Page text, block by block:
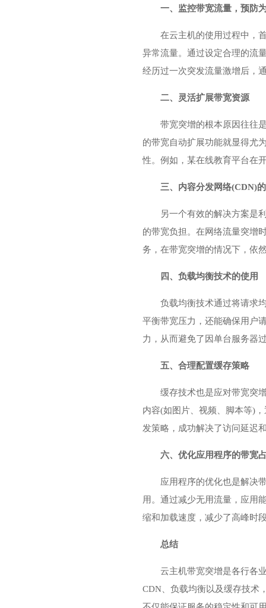
一、监控带宽流量，预防
在云主机的使用过程中，
异常流量。通过设定合理的流
经历过一次突发流量激增后，
二、灵活扩展带宽资源
带宽突增的根本原因往往
的带宽自动扩展功能就显得尤
性。例如，某在线教育平台在
三、内容分发网络(CDN)
另一个有效的解决方案是
的带宽负担。在网络流量突增
务，在带宽突增的情况下，依
四、负载均衡技术的使用
负载均衡技术通过将请求
平衡带宽压力，还能确保用户
力，从而避免了因单台服务器
五、合理配置缓存策略
缓存技术也是应对带宽突
内容(如图片、视频、脚本等)
发策略，成功解决了访问延迟
六、优化应用程序的带宽
应用程序的优化也是解决
用。通过减少无用流量，应用
缩和加载速度，减少了高峰时
总结
云主机带宽突增是各行各
CDN、负载均衡以及缓存技术